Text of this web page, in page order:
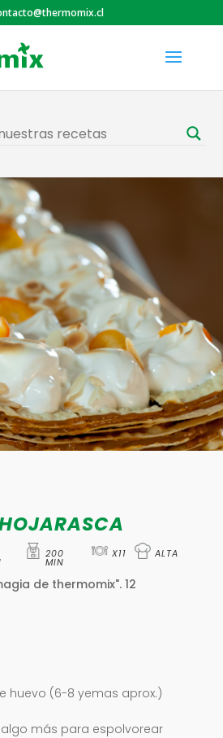
200
MIN
X11 ALTA
de thermomix". 12
huevo (6-8 yemas aprox.)
más para espolvorear